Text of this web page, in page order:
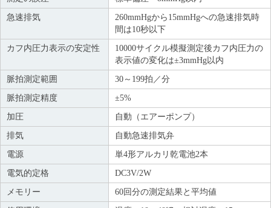
急速排気
260mmHgから15mmHgへの急速排気時
間は10秒以下
カフ内圧力表示の安定性
10000サイクル模擬測定後カフ内圧力の
表示値の変化は±3mmHg以内
脈拍測定範囲 30～199拍／分
脈拍測定精度 ±5%
加圧 自動（エアーポンプ）
排気 自動急速排気弁
電源 単4形アルカリ乾電池2本
電気的定格 DC3V/2W
メモリー 60回分の測定結果と平均値